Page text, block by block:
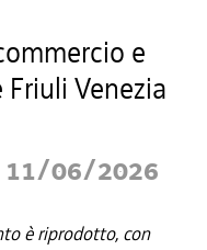
e
Venezia
11/06/2026
è riprodotto, con